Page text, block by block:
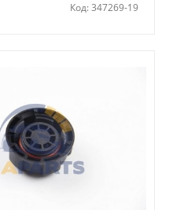
Код: 347269-19